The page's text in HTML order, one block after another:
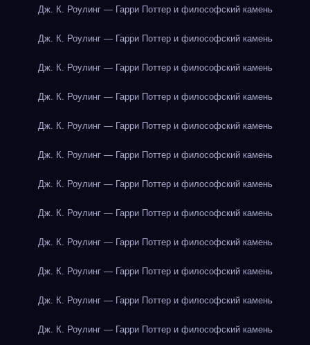
Дж. К. Роулинг — Гарри Поттер и философский камень
Дж. К. Роулинг — Гарри Поттер и философский камень
Дж. К. Роулинг — Гарри Поттер и философский камень
Дж. К. Роулинг — Гарри Поттер и философский камень
Дж. К. Роулинг — Гарри Поттер и философский камень
Дж. К. Роулинг — Гарри Поттер и философский камень
Дж. К. Роулинг — Гарри Поттер и философский камень
Дж. К. Роулинг — Гарри Поттер и философский камень
Дж. К. Роулинг — Гарри Поттер и философский камень
Дж. К. Роулинг — Гарри Поттер и философский камень
Дж. К. Роулинг — Гарри Поттер и философский камень
Дж. К. Роулинг — Гарри Поттер и философский камень